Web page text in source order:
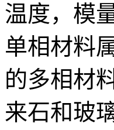
温度，模
单相材料
的多相材
来石和玻